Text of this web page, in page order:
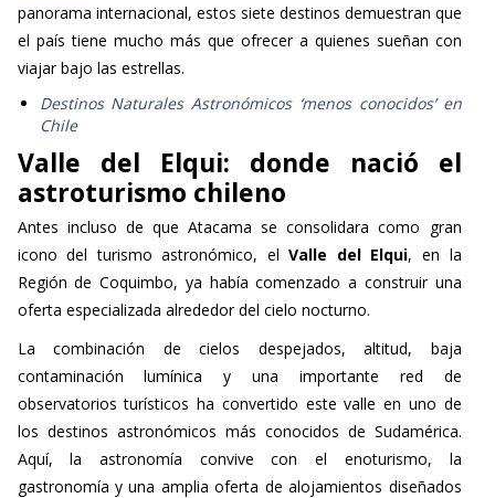
panorama internacional, estos siete destinos demuestran que
el país tiene mucho más que ofrecer a quienes sueñan con
viajar bajo las estrellas.
Destinos Naturales Astronómicos ‘menos conocidos’ en
Chile
Valle del Elqui: donde nació el
astroturismo chileno
Antes incluso de que Atacama se consolidara como gran
icono del turismo astronómico, elValle del Elqui, en la
Región de Coquimbo, ya había comenzado a construir una
oferta especializada alrededor del cielo nocturno.
La combinación de cielos despejados, altitud, baja
contaminación lumínica y una importante red de
observatorios turísticos ha convertido este valle en uno de
los destinos astronómicos más conocidos de Sudamérica.
Aquí, la astronomía convive con el enoturismo, la
gastronomía y una amplia oferta de alojamientos diseñados